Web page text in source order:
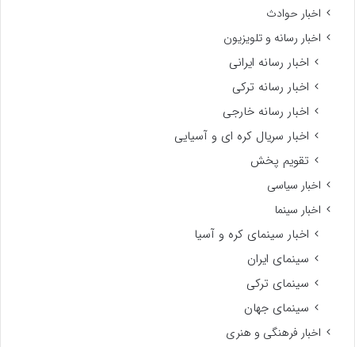
اخبار حوادث
اخبار رسانه و تلویزیون
اخبار رسانه ایرانی
اخبار رسانه ترکی
اخبار رسانه خارجی
اخبار سریال کره ای و آسیایی
تقویم پخش
اخبار سیاسی
اخبار سینما
اخبار سینمای کره و آسیا
سینمای ایران
سینمای ترکی
سینمای جهان
اخبار فرهنگی و هنری